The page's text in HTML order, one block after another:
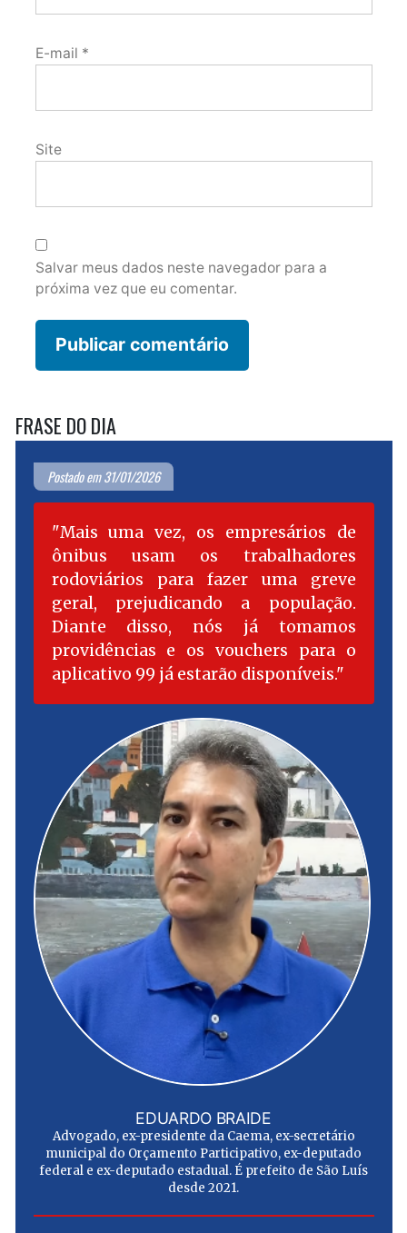
E-mail *
Site
Salvar meus dados neste navegador para a
próxima vez que eu comentar.
FRASE DO DIA
Postado em 31/01/2026
Mais uma vez, os empresários de
ônibus usam os trabalhadores
rodoviários para fazer uma greve
geral, prejudicando a população.
Diante disso, nós já tomamos
providências e os vouchers para o
aplicativo 99 já estarão disponíveis.
EDUARDO BRAIDE
Advogado, ex-presidente da Caema, ex-secretário
municipal do Orçamento Participativo, ex-deputado
federal e ex-deputado estadual. É prefeito de São Luís
desde 2021.